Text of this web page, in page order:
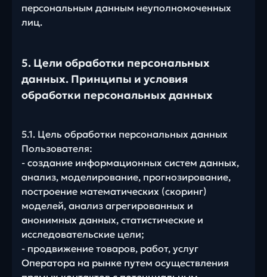
персональным данным неуполномоченных
лиц.
5. Цели обработки персональных
данных. Принципы и условия
обработки персональных данных
5.1. Цель обработки персональных данных
Пользователя:
- создание информационных систем данных,
анализ, моделирование, прогнозирование,
построение математических (скоринг)
моделей, анализ агрегированных и
анонимных данных, статистические и
исследовательские цели;
- продвижение товаров, работ, услуг
Оператора на рынке путем осуществления